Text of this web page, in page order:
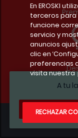
A tu
Condiciones
En EROSKI
terceros
funcione
servicio y
anuncios
clic en
preferencias
visita nuestra
RECHAZAR